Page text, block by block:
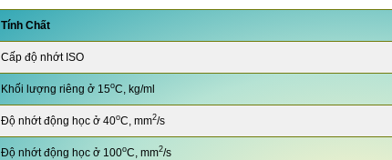
Tính Chất
Cấp độ nhớt ISO
Khối lượng riêng ở 15oC, kg/ml
Độ nhớt động học ở 40oC, mm2/s
Độ nhớt động học ở 100oC, mm2/s